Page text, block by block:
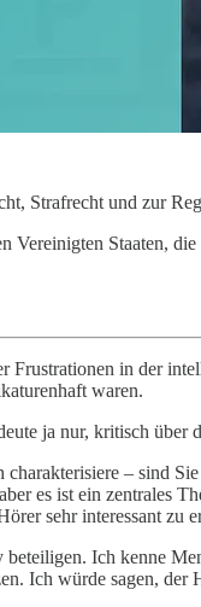
Strafrecht und zur
Staaten,
in der
waren.
ja nur, kritisch
– sind
es ist ein zentrales
sehr interessant zu
Ich kenne
Ich würde sagen, der